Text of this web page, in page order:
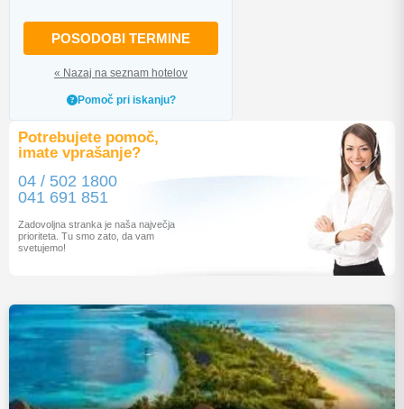
POSODOBI TERMINE
« Nazaj na seznam hotelov
Pomoč pri iskanju?
Potrebujete pomoč,
imate vprašanje?
04 / 502 1800
041 691 851
Zadovoljna stranka je naša največja
prioriteta. Tu smo zato, da vam
svetujemo!